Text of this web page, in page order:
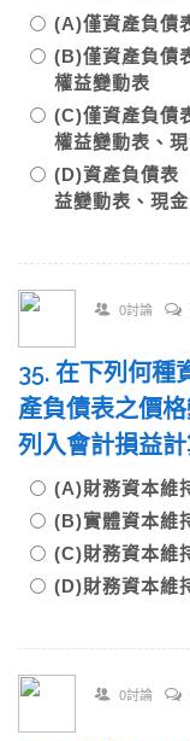
(A)僅資產負債
(B)僅資產負債
權益變動表
(C)僅資產負債
權益變動表、
(D)資產負債表
益變動表、現
0討論
35. 在下列何種
產負債表之價
列入會計損益
(A)財務資本維
(B)實體資本維
(C)財務資本維
(D)財務資本維
0討論